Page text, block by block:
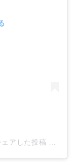
ェアした投稿